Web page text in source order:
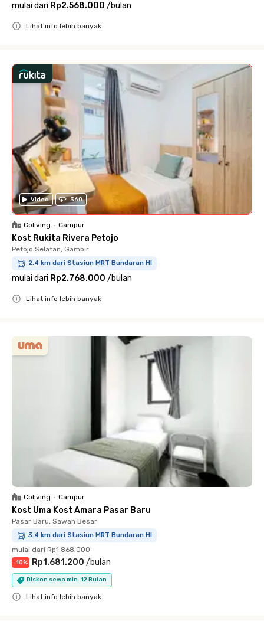
mulai dari Rp2.568.000 /bulan
Lihat info lebih banyak
Video 360
Coliving • Campur
Kost Rukita Rivera Petojo
Petojo Selatan, Gambir
2.4 km dari Stasiun MRT Bundaran HI
mulai dari Rp2.768.000 /bulan
Lihat info lebih banyak
Coliving • Campur
Kost Uma Kost Amara Pasar Baru
Pasar Baru, Sawah Besar
3.4 km dari Stasiun MRT Bundaran HI
mulai dari Rp1.868.000
-10% Rp1.681.200 /bulan
Diskon sewa min. 12 Bulan
Lihat info lebih banyak